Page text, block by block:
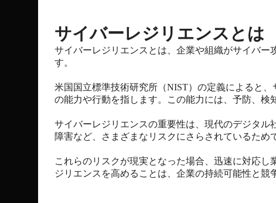
サイバーレジリエンスとは
サイバーレジリエンスとは、企業や組織がサイバ
す。
米国国立標準技術研究所（NIST）の定義によると
の能力や行動を指します。この能力には、予防、検
サイバーレジリエンスの重要性は、現代のデジタ
障害など、さまざまなリスクにさらされているため
これらのリスクが現実となった場合、迅速に対応
ジリエンスを高めることは、企業の持続可能性と競